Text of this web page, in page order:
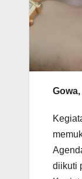
diikuti